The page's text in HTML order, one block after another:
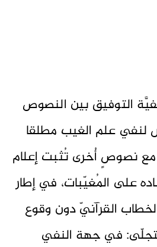
التوفيق بين النصوص
لنفي علم الغيب مطلقا
مع نصوصٍ أُخرى تُثبت إعلام
على المُغيّبات، في إطار
القرآنيّ دون وقوع
في جهة النفي